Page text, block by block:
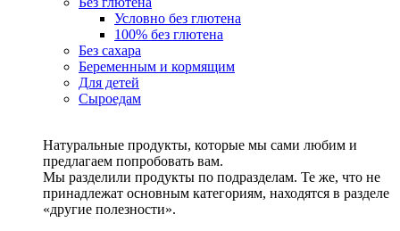
Условно без глютена
100% без глютена
Без сахара
Беременным и кормящим
Для детей
Сыроедам
Натуральные продукты, которые мы сами любим и
предлагаем попробовать вам.
Мы разделили продукты по подразделам. Те же, что не
принадлежат основным категориям, находятся в разделе
«другие полезности».